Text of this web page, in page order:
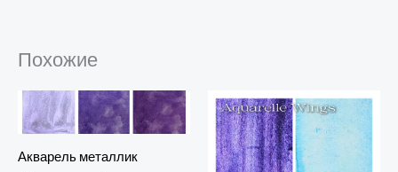
Похожие
Акварель металлик